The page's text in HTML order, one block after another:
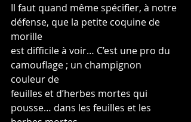
Il faut quand même spécifier, à notre
défense, que la petite coquine de
morille
est difficile à voir… C’est une pro du
camouflage ; un champignon
couleur de
feuilles et d’herbes mortes qui
pousse… dans les feuilles et les